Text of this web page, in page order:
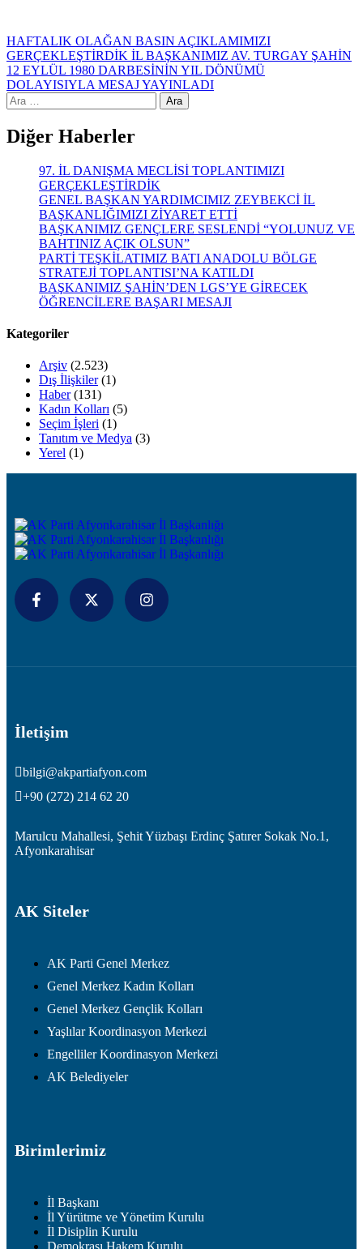
HAFTALIK OLAĞAN BASIN AÇIKLAMIMIZI
GERÇEKLEŞTİRDİK İL BAŞKANIMIZ AV. TURGAY ŞAHİN
12 EYLÜL 1980 DARBESİNİN YIL DÖNÜMÜ
DOLAYISIYLA MESAJ YAYINLADI
Diğer Haberler
97. İL DANIŞMA MECLİSİ TOPLANTIMIZI
GERÇEKLEŞTİRDİK
GENEL BAŞKAN YARDIMCIMIZ ZEYBEKCİ İL
BAŞKANLIĞIMIZI ZİYARET ETTİ
BAŞKANIMIZ GENÇLERE SESLENDİ “YOLUNUZ VE
BAHTINIZ AÇIK OLSUN”
PARTİ TEŞKİLATIMIZ BATI ANADOLU BÖLGE
STRATEJİ TOPLANTISI’NA KATILDI
BAŞKANIMIZ ŞAHİN’DEN LGS’YE GİRECEK
ÖĞRENCİLERE BAŞARI MESAJI
Kategoriler
Arşiv (2.523)
Dış İlişkiler(1)
Haber(131)
Kadın Kolları (5)
Seçim İşleri (1)
Tanıtım ve Medya (3)
Yerel (1)
İletişim
bilgi@akpartiafyon.com
+90 (272) 214 62 20
Marulcu Mahallesi, Şehit Yüzbaşı Erdinç Şatırer Sokak No.1,
Afyonkarahisar
AK Siteler
AK Parti Genel Merkez
Genel Merkez Kadın Kolları
Genel Merkez Gençlik Kolları
Yaşlılar Koordinasyon Merkezi
Engelliler Koordinasyon Merkezi
AK Belediyeler
Birimlerimiz
İl Başkanı
İl Yürütme ve Yönetim Kurulu
İl Disiplin Kurulu